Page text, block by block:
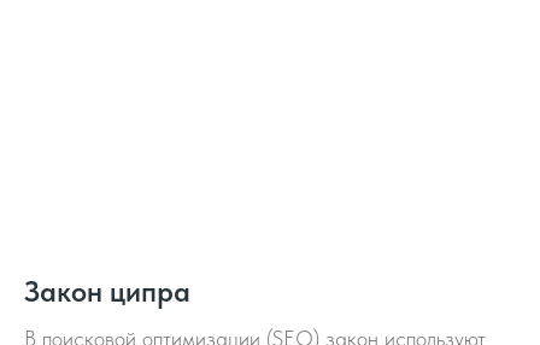
Закон ципра
В поисковой оптимизации (SEO) закон используют